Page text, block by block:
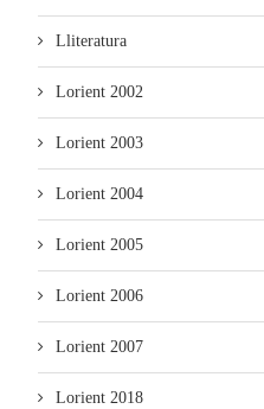
Lliteratura
Lorient 2002
Lorient 2003
Lorient 2004
Lorient 2005
Lorient 2006
Lorient 2007
Lorient 2018